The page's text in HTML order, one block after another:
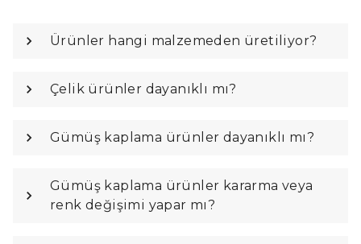
Ürünler hangi malzemeden üretiliyor?
Çelik ürünler dayanıklı mı?
Gümüş kaplama ürünler dayanıklı mı?
Gümüş kaplama ürünler kararma veya
renk değişimi yapar mı?